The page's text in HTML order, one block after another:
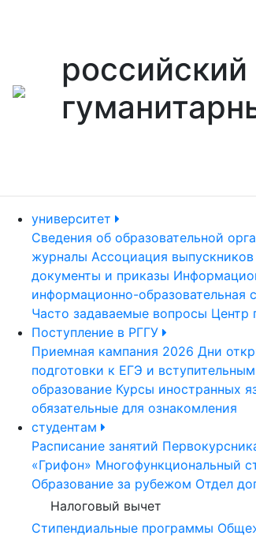
университет
Сведения об образовательной
журналы Ассоциация выпускников
документы и приказы
информационно-образовательная
Часто задаваемые вопросы
Поступление в РГГУ
Приемная кампания 2026 Дни
подготовки к ЕГЭ и
образование Курсы иностранных
обязательные для ознакомления
студентам
Расписание занятий
«Грифон» Многофункциональный
Образование за рубежом Отдел
Налоговый вычет
Стипендиальные программы